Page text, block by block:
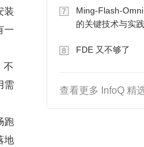
装
一
不
需
跑
地
7
Ming-Flash-
的关键技术与实践
8 FDE 又不够了
查看更多 InfoQ 精